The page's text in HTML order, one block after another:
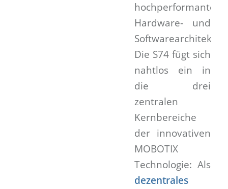
hochperformanten
Hardware- und
Softwarearchitektur.
Die S74 fügt sich
nahtlos ein in
die drei
zentralen
Kernbereiche
der innovativen
MOBOTIX
Technologie: Als
dezentrales